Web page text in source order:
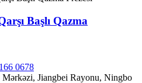
Başlı Qazma
0678
Jiangbei Rayonu, Ningbo